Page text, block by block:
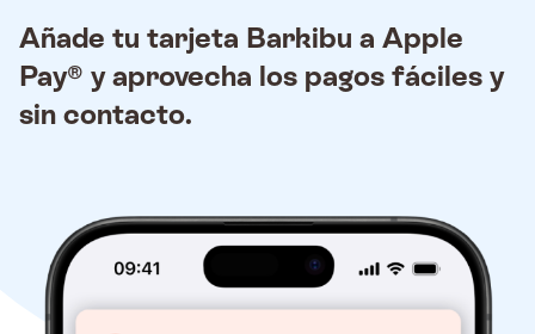
Añade tu tarjeta Barkibu a Apple
Pay® y aprovecha los pagos fáciles y
sin contacto.